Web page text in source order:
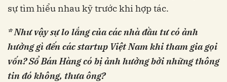
sự tìm hiểu nhau kỹ trước khi hợp tác.
* Như vậy sự lo lắng của các nhà đầu tư có ảnh
hưởng gì đến các startup Việt Nam khi tham gia gọi
vốn? Sổ Bán Hàng có bị ảnh hưởng bởi những thông
tin đó không, thưa ông?